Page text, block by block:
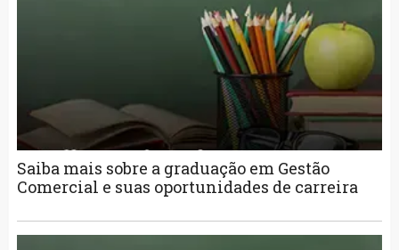
Saiba mais sobre a graduação em Gestão
Comercial e suas oportunidades de carreira